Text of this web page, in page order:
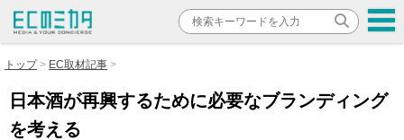
トップ EC取材記事
日本酒が再興するために必要なブランディング
を考える